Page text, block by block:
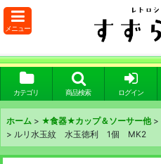
メニュー
カテゴリ 商品検索 ログイン
ホーム > ★食器★カップ＆ソーサー他 >
> ルリ水玉紋 水玉徳利 1個 MK2